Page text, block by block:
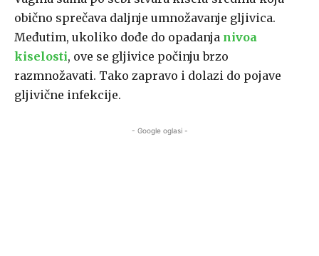
obično sprečava daljnje umnožavanje gljivica.
Međutim, ukoliko dođe do opadanja nivoa
kiselosti, ove se gljivice počinju brzo
razmnožavati. Tako zapravo i dolazi do pojave
gljivične infekcije.
- Google oglasi -